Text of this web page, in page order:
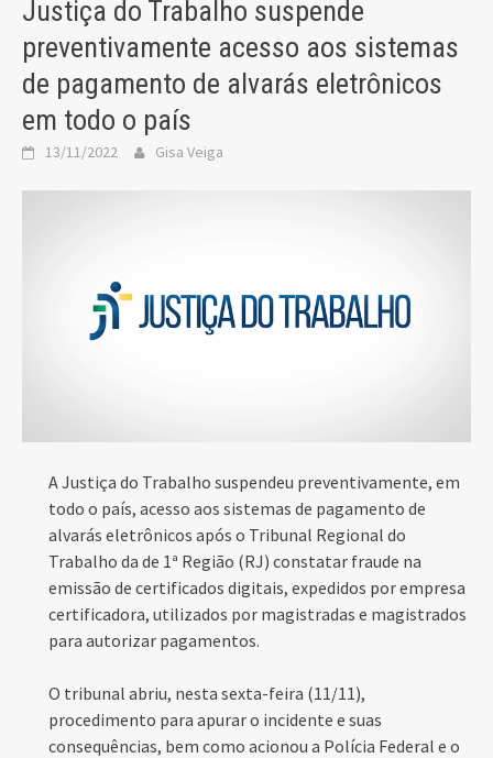
Justiça do Trabalho suspende
preventivamente acesso aos sistemas
de pagamento de alvarás eletrônicos
em todo o país
13/11/2022 Gisa Veiga
A Justiça do Trabalho suspendeu preventivamente, em
todo o país, acesso aos sistemas de pagamento de
alvarás eletrônicos após o Tribunal Regional do
Trabalho da de 1ª Região (RJ) constatar fraude na
emissão de certificados digitais, expedidos por empresa
certificadora, utilizados por magistradas e magistrados
para autorizar pagamentos.
O tribunal abriu, nesta sexta-feira (11/11),
procedimento para apurar o incidente e suas
consequências, bem como acionou a Polícia Federal e o